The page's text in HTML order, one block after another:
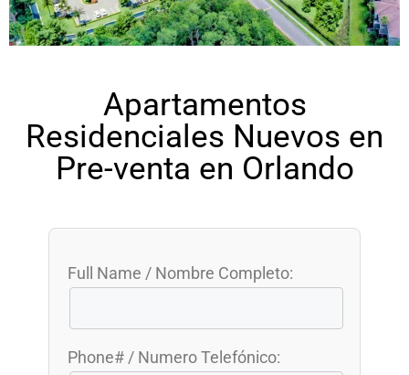
Apartamentos
Residenciales Nuevos en
Pre-venta en Orlando
Full Name / Nombre Completo:
Phone# / Numero Telefónico: